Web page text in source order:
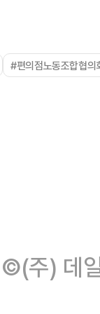
#편의점노동조합협의
©(주) 데